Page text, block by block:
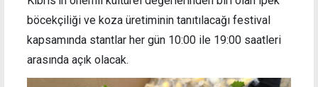
böcekçiliği ve koza üretiminin tanıtılacağı festival
kapsamında stantlar her gün 10:00 ile 19:00 saatleri
arasında açık olacak.